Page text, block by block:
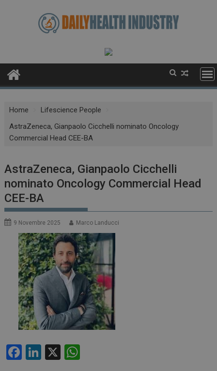
Home
Lifescience People
AstraZeneca, Gianpaolo Cicchelli nominato Oncology
Commercial Head CEE-BA
AstraZeneca, Gianpaolo Cicchelli
nominato Oncology Commercial Head
CEE-BA
9 Novembre 2025 Marco Landucci
F
Li X